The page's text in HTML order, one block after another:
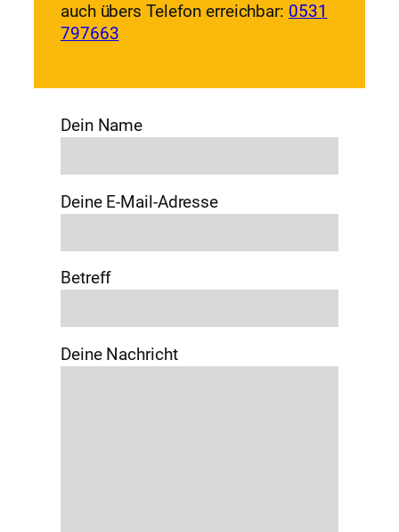
auch übers Telefon erreichbar: 0531
797663
Dein Name
Deine E-Mail-Adresse
Betreff
Deine Nachricht